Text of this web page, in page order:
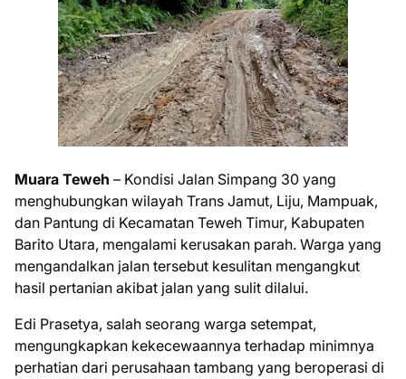
Muara Teweh – Kondisi Jalan Simpang 30 yang
menghubungkan wilayah Trans Jamut, Liju, Mampuak,
dan Pantung di Kecamatan Teweh Timur, Kabupaten
Barito Utara, mengalami kerusakan parah. Warga yang
mengandalkan jalan tersebut kesulitan mengangkut
hasil pertanian akibat jalan yang sulit dilalui.
Edi Prasetya, salah seorang warga setempat,
mengungkapkan kekecewaannya terhadap minimnya
perhatian dari perusahaan tambang yang beroperasi di